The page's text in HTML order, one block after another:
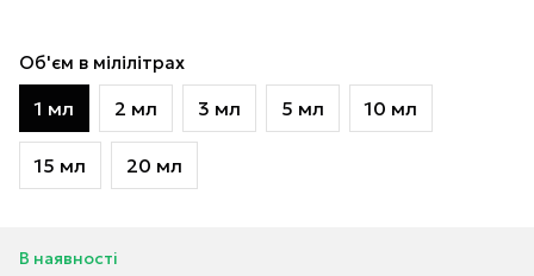
Об'єм в мілілітрах
1 мл 2 мл 3 мл 5 мл 10 мл
15 мл 20 мл
В наявності